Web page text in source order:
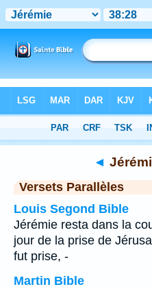
Chapitre 38 > Verset 28
◄
Versets Parallèles
Louis Segond Bible
Jérémie resta dans la
jour de la prise de
fut prise, -
Martin Bible